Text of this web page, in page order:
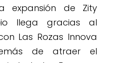
expansión de Zity
llega gracias al
Las Rozas Innova
de atraer el